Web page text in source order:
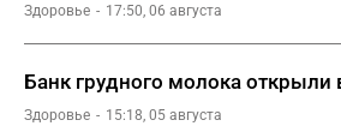
Здоровье 17:50, 06 августа
Банк грудного молока открыли
Здоровье 15:18, 05 августа